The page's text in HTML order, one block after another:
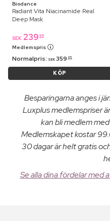
Biodance
Radiant Vita Niacinamide Real
Deep Mask
SEK 239 95
Medlemspris
Normalpris: SEK 359 95
KÖP
Besparingarna anges i
Luxplus medlemspriser
kan bli medlem
Medlemskapet kostar
30 dagar är helt gratis
Se alla dina fördelar med